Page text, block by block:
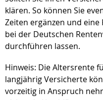
klären. So können Sie
Zeiten ergänzen und
bei der Deutschen
durchführen lassen.
Hinweis: Die Altersrente
langjährig Versicherte
vorzeitig in Anspruch